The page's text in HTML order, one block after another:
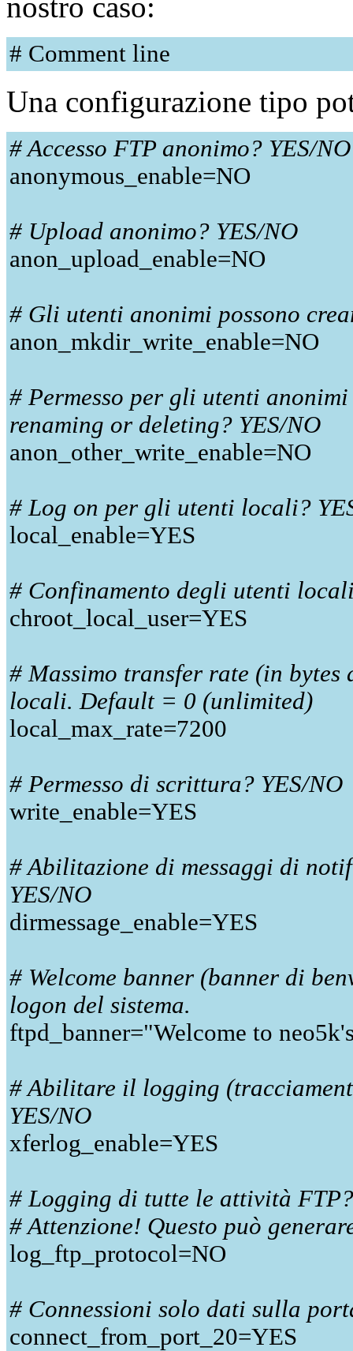
nostro caso:
# Comment line
Una configurazione tipo
# Accesso FTP anonimo? YES/NO
anonymous_enable=NO
# Upload anonimo? YES/NO
anon_upload_enable=NO
# Gli utenti anonimi possono
anon_mkdir_write_enable=NO
# Permesso per gli utenti
renaming or deleting? YES/NO
anon_other_write_enable=NO
# Log on per gli utenti locali?
local_enable=YES
# Confinamento degli utenti
chroot_local_user=YES
# Massimo transfer rate (in
locali. Default = 0 (unlimited)
local_max_rate=7200
# Permesso di scrittura? YES/NO
write_enable=YES
# Abilitazione di messaggi di
YES/NO
dirmessage_enable=YES
# Welcome banner (banner di
logon del sistema.
ftpd_banner="Welcome to
# Abilitare il logging
YES/NO
xferlog_enable=YES
# Logging di tutte le attività
# Attenzione! Questo può
log_ftp_protocol=NO
# Connessioni solo dati sulla
connect_from_port_20=YES